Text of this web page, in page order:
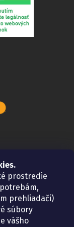
prostredie
prehliadači)
súbory
vášho